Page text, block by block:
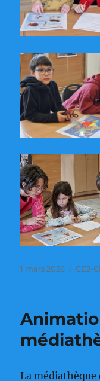
Publié
1 mars 2026 CE2-
La médiathèque